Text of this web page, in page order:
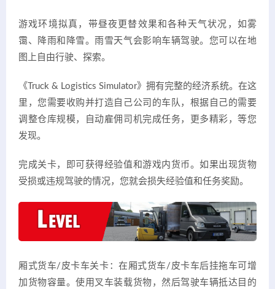
游戏环境拟真，带昼夜更替效果和各种天气状况，如雾
霭、降雨和降雪。雨雪天气会影响车辆驾驶。您可以在地
图上自由行驶、探索。
《Truck & Logistics Simulator》拥有完整的经济系统。在这
里，您需要收购并打造自己公司的车队，根据自己的需要
调整仓库规模，自动雇佣司机完成任务，更多精彩，等您
发现。
完成关卡，即可获得经验值和游戏内货币。如果出现货物
受损或违规驾驶的情况，您就会损失经验值和任务奖励。
厢式货车/皮卡车关卡：在厢式货车/皮卡车后挂拖车可增
加货物容量。使用叉车装载货物，然后驾驶车辆抵达目的